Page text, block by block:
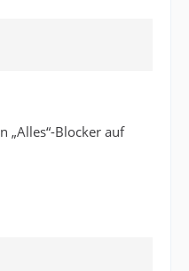
„Alles“-Blocker auf